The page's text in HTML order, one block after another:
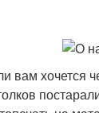
вам хочется